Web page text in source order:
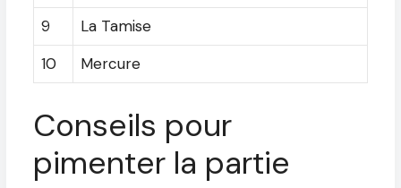
9
La Tamise
10
Mercure
Conseils pour
pimenter la partie